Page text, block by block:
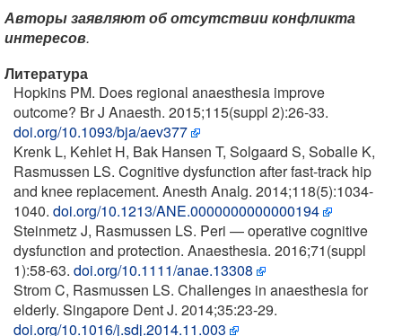
Авторы заявляют об отсутствии конфликта
интересов.
Литература
Hopkins PM. Does regional anaesthesia improve
outcome? Br J Anaesth. 2015;115(suppl 2):26-33.
doi.org/10.1093/bja/aev377
Krenk L, Kehlet H, Bak Hansen T, Solgaard S, Soballe K,
Rasmussen LS. Cognitive dysfunction after fast-track hip
and knee replacement. Anesth Analg. 2014;118(5):1034-
1040. doi.org/10.1213/ANE.0000000000000194
Steinmetz J, Rasmussen LS. Peri — operative cognitive
dysfunction and protection. Anaesthesia. 2016;71(suppl
1):58-63. doi.org/10.1111/anae.13308
Strоm C, Rasmussen LS. Challenges in anaesthesia for
elderly. Singapore Dent J. 2014;35:23-29.
doi.org/10.1016/j.sdj.2014.11.003